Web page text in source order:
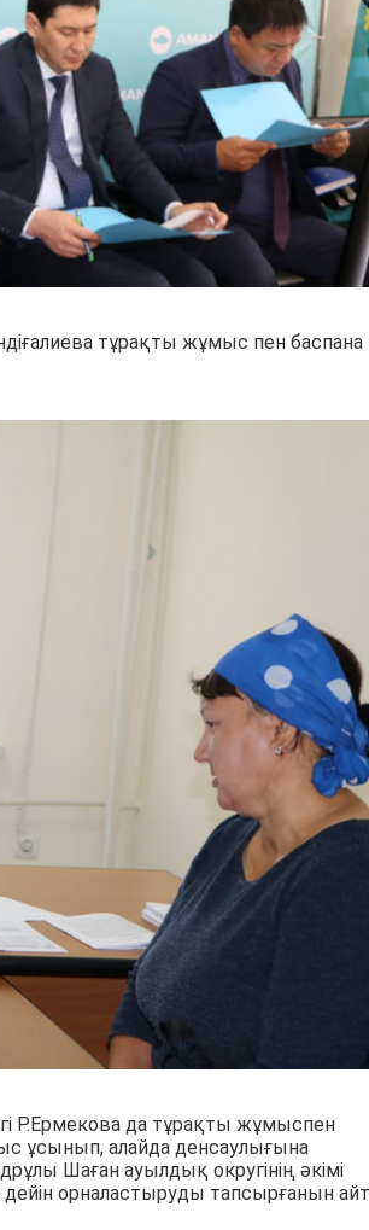
тұрақты жұмыс пен баспана
Р.Ермекова да тұрақты жұмыспен
ұсынып, алайда денсаулығына
Шаған ауылдық округінің әкімі
орналастыруды тапсырғанын